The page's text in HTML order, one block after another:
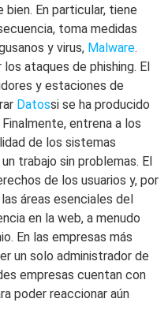
En particular, tiene
toma medidas
y virus, Malware.
ataques de phishing. El
y estaciones de
Datossi se ha producido
entrena a los
de los sistemas
trabajo sin problemas. El
de los usuarios y, por
áreas esenciales del
en la web, a menudo
En las empresas más
un solo administrador de
empresas cuentan con
poder reaccionar aún